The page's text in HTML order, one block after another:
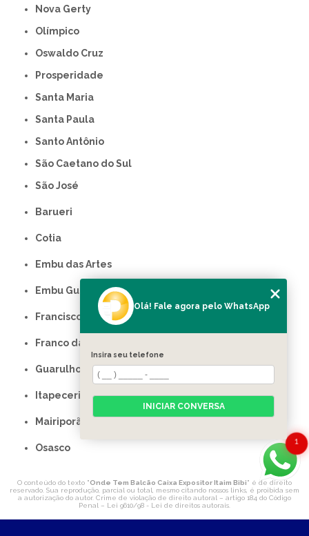
Nova Gerty
Olímpico
Oswaldo Cruz
Prosperidade
Santa Maria
Santa Paula
Santo Antônio
São Caetano do Sul
São José
Barueri
Cotia
Embu das Artes
Embu Guaçu
Francisco Morato
Franco da Rocha
Guarulhos
Itapecerica da Serra
Mairiporã
Osasco
O conteúdo do texto "Onde Tem Balcão Caixa Expositor Itaim Bibi" é de direito
reservado. Sua reprodução, parcial ou total, mesmo citando nossos links, é proibida sem
a autorização do autor. Crime de violação de direito autoral – artigo 184 do Código
Penal – Lei 9610/98 - Lei de direitos autorais.
1
Olá! Fale agora pelo WhatsApp
Insira seu telefone
INICIAR CONVERSA